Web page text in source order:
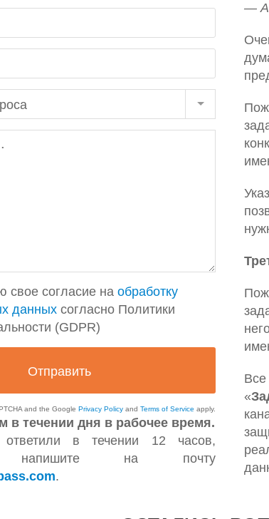
свое согласие на обработку
данных согласно Политики
(GDPR)
and the Google Privacy Policy and Terms of Service apply.
в течении дня в рабочее время.
в течении 12 часов,
напишите на почту
.
— А
«